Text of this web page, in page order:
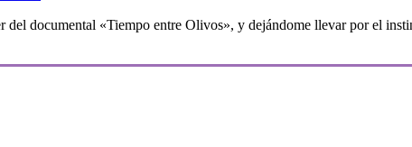
documental «Tiempo entre Olivos», y dejándome llevar por el